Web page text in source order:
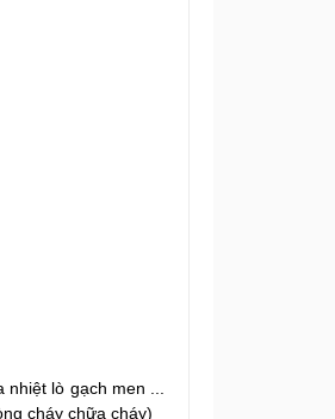
lò gạch men ...
cháy chữa cháy)